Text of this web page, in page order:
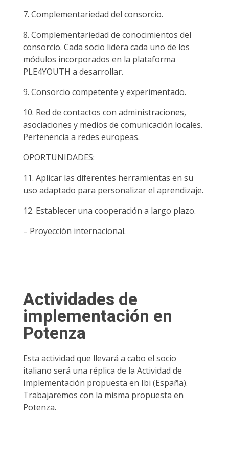
7. Complementariedad del consorcio.
8. Complementariedad de conocimientos del
consorcio. Cada socio lidera cada uno de los
módulos incorporados en la plataforma
PLE4YOUTH a desarrollar.
9. Consorcio competente y experimentado.
10. Red de contactos con administraciones,
asociaciones y medios de comunicación locales.
Pertenencia a redes europeas.
OPORTUNIDADES:
11. Aplicar las diferentes herramientas en su
uso adaptado para personalizar el aprendizaje.
12. Establecer una cooperación a largo plazo.
– Proyección internacional.
Actividades de
implementación en
Potenza
Esta actividad que llevará a cabo el socio
italiano será una réplica de la Actividad de
Implementación propuesta en Ibi (España).
Trabajaremos con la misma propuesta en
Potenza.